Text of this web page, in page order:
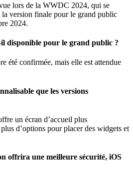
lors de la WWDC 2024, qui se
version finale pour le grand public
2024.
disponible pour le grand public ?
été confirmée, mais elle est attendue
que les versions
un écran d’accueil plus
d’options pour placer des widgets et
offrira une meilleure sécurité, iOS